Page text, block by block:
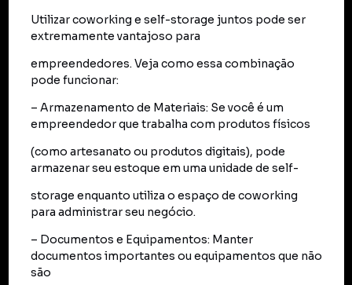
Utilizar coworking e self-storage juntos pode ser
extremamente vantajoso para
empreendedores. Veja como essa combinação
pode funcionar:
– Armazenamento de Materiais: Se você é um
empreendedor que trabalha com produtos físicos
(como artesanato ou produtos digitais), pode
armazenar seu estoque em uma unidade de self-
storage enquanto utiliza o espaço de coworking
para administrar seu negócio.
– Documentos e Equipamentos: Manter
documentos importantes ou equipamentos que não
são